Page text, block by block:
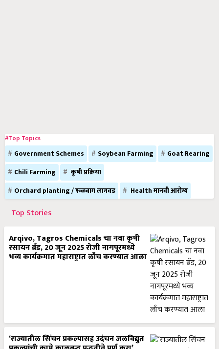
#Top Topics
Government Schemes Soybean Farming
Goat Rearing
Chili Farming
कृषी प्रक्रिया
Orchard planting / फळबाग लागवड
Health मानवी आरोग्य
Top Stories
Arqivo, Tagros Chemicals चा नवा कृषी
रसायन ब्रँड, 20 जून 2025 रोजी नागपूरमध्ये
भव्य कार्यक्रमात महाराष्ट्रात लाँच करण्यात आला
‘राज्यातील सिंचन प्रकल्पासह उदंचन जलविद्युत